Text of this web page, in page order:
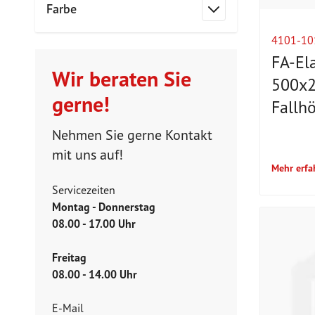
Farbe
Wir beraten Sie
gerne!
Nehmen Sie gerne Kontakt
mit uns auf!
Servicezeiten
Montag - Donnerstag
08.00 - 17.00 Uhr
Freitag
08.00 - 14.00 Uhr
E-Mail
4101-
FA-
Mehr